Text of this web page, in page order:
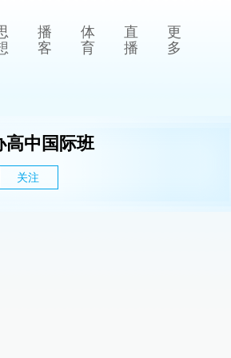
播
客
体
育
直
播
更
多
高中国际班
关注